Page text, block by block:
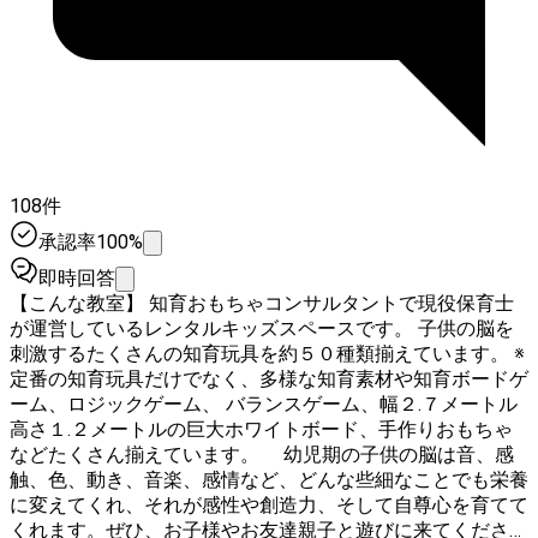
108件
承認率100%
即時回答
【こんな教室】 知育おもちゃコンサルタントで現役保育士
が運営しているレンタルキッズスペースです。 子供の脳を
刺激するたくさんの知育玩具を約５０種類揃えています。 ※
定番の知育玩具だけでなく、多様な知育素材や知育ボードゲ
ーム、ロジックゲーム、 バランスゲーム、幅２.７メートル
高さ１.２メートルの巨大ホワイトボード、手作りおもちゃ
などたくさん揃えています。 幼児期の子供の脳は音、感
触、色、動き、音楽、感情など、どんな些細なことでも栄養
に変えてくれ、それが感性や創造力、そして自尊心を育てて
くれます。ぜひ、お子様やお友達親子と遊びに来てくださ